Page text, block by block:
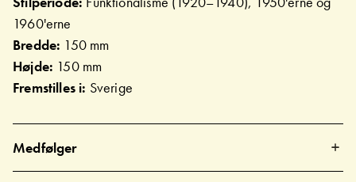
1960'erne
Bredde: 150 mm
Højde: 150 mm
Fremstilles i: Sverige
Medfølger